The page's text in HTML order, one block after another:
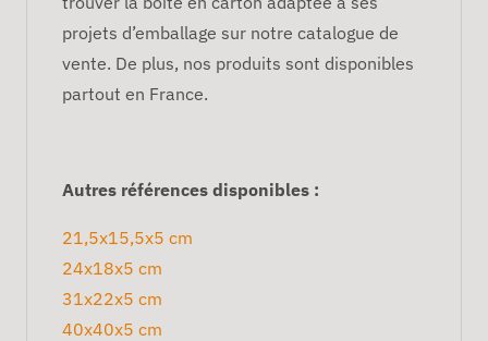
projets d’emballage sur notre catalogue de
vente. De plus, nos produits sont disponibles
partout en France.
Autres références disponibles :
21,5x15,5x5 cm
24x18x5 cm
31x22x5 cm
40x40x5 cm